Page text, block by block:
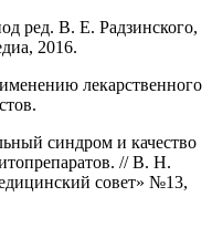
ред. В. Е. Радзинского,
2016.
лекарственного
синдром и качество
// В. Н.
совет» №13,